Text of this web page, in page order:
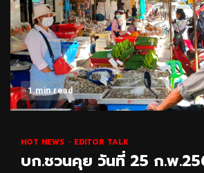
1 min read
HOT NEWS EDITOR TALK
บก.ชวนคุย วันที่ 25 ก.พ